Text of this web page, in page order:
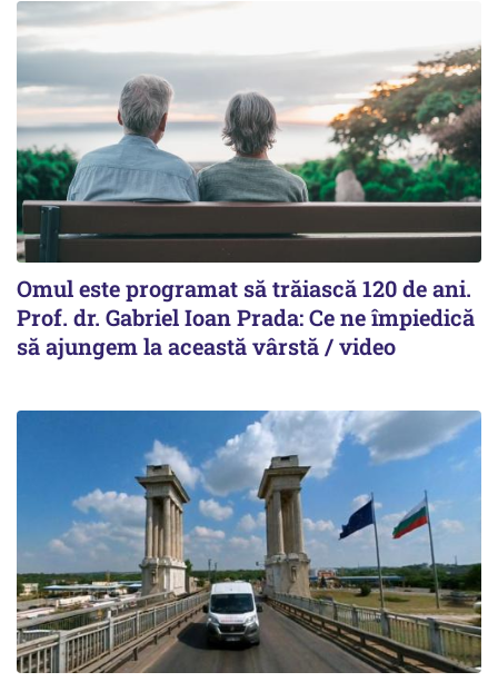
Omul este programat să trăiască 120 de ani.
Prof. dr. Gabriel Ioan Prada: Ce ne împiedică
să ajungem la această vârstă / video